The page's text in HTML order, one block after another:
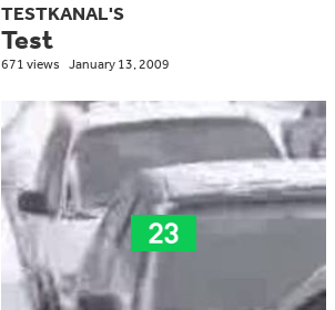
TESTKANAL'S
Test
671 views January 13, 2009